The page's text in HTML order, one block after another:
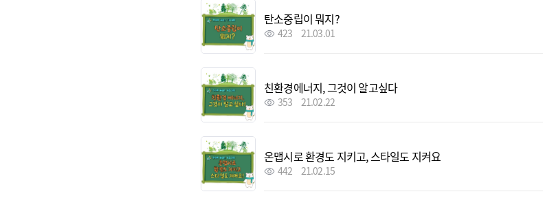
탄소중립이 뭐지?
423 21.03.01
친환경에너지, 그것이 알고싶다
353 21.02.22
온맵시로 환경도 지키고, 스타일도 지켜요
442 21.02.15